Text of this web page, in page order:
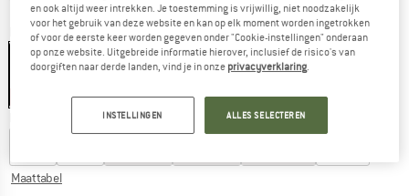
Kleur:Black / Tan
Maattabel
en ook altijd weer intrekken. Je toestemming is vrijwillig, niet noodzakelijk
voor het gebruik van deze website en kan op elk moment worden ingetrokken
of voor de eerste keer worden gegeven onder "Cookie-instellingen" onderaan
op onze website. Uitgebreide informatie hierover, inclusief de risico's van
doorgiften naar derde landen, vind je in onze privacyverklaring
INSTELLINGEN ALLES SELECTEREN